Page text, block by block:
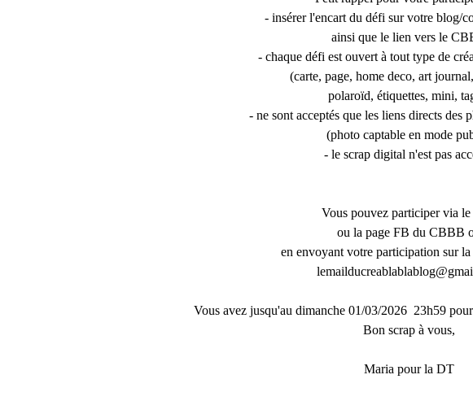
- insérer l'encart du défi sur votre blog/
ainsi que le lien vers le
- chaque défi est ouvert à tout type de
(carte, page, home deco, art
polaroïd, étiquettes, mini,
- ne sont acceptés que les liens directs des
(photo captable en mode
- le scrap digital n'est pas
Vous pouvez participer via
ou la page FB du CBBB
en envoyant votre participation sur la
Vous avez jusqu'au dimanche 01/03/2026 23h59
Bon scrap à vous,
Maria pour la DT